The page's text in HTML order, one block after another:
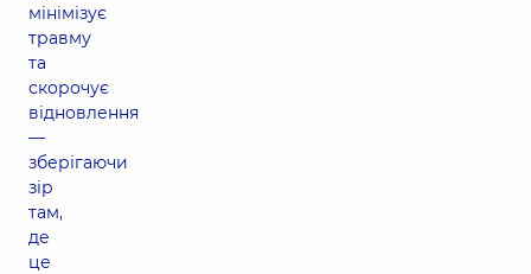
мінімізує
травму
та
скорочує
відновлення
—
зберігаючи
зір
там,
де
це